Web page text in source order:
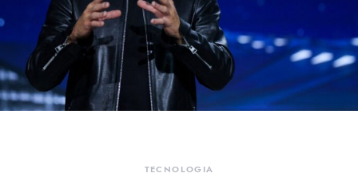
TECNOLOGIA